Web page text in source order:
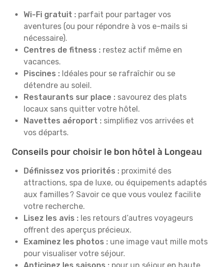
Wi-Fi gratuit : parfait pour partager vos
aventures (ou pour répondre à vos e-mails si
nécessaire).
Centres de fitness : restez actif même en
vacances.
Piscines : Idéales pour se rafraîchir ou se
détendre au soleil.
Restaurants sur place : savourez des plats
locaux sans quitter votre hôtel.
Navettes aéroport : simplifiez vos arrivées et
vos départs.
Conseils pour choisir le bon hôtel à Longeau
Définissez vos priorités : proximité des
attractions, spa de luxe, ou équipements adaptés
aux familles ? Savoir ce que vous voulez facilite
votre recherche.
Lisez les avis : les retours d’autres voyageurs
offrent des aperçus précieux.
Examinez les photos : une image vaut mille mots
pour visualiser votre séjour.